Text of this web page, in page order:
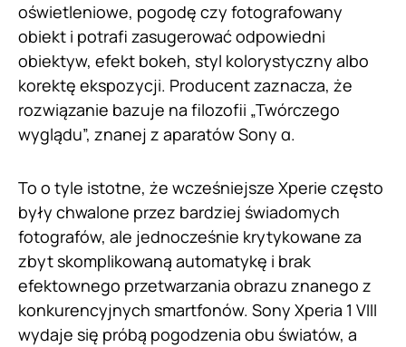
oświetleniowe, pogodę czy fotografowany
obiekt i potrafi zasugerować odpowiedni
obiektyw, efekt bokeh, styl kolorystyczny albo
korektę ekspozycji. Producent zaznacza, że
rozwiązanie bazuje na filozofii „Twórczego
wyglądu”, znanej z aparatów Sony α.
To o tyle istotne, że wcześniejsze Xperie często
były chwalone przez bardziej świadomych
fotografów, ale jednocześnie krytykowane za
zbyt skomplikowaną automatykę i brak
efektownego przetwarzania obrazu znanego z
konkurencyjnych smartfonów. Sony Xperia 1 VIII
wydaje się próbą pogodzenia obu światów, a